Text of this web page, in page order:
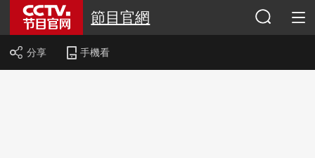
節目官網
分享 手機看